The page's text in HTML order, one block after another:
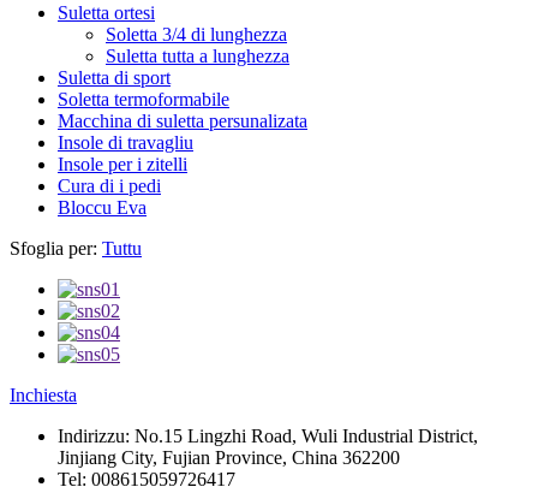
Suletta ortesi
Soletta 3/4 di lunghezza
Suletta tutta a lunghezza
Suletta di sport
Soletta termoformabile
Macchina di suletta persunalizata
Insole di travagliu
Insole per i zitelli
Cura di i pedi
Bloccu Eva
Sfoglia per: Tuttu
Inchiesta
Indirizzu: No.15 Lingzhi Road, Wuli Industrial District,
Jinjiang City, Fujian Province, China 362200
Tel: 008615059726417